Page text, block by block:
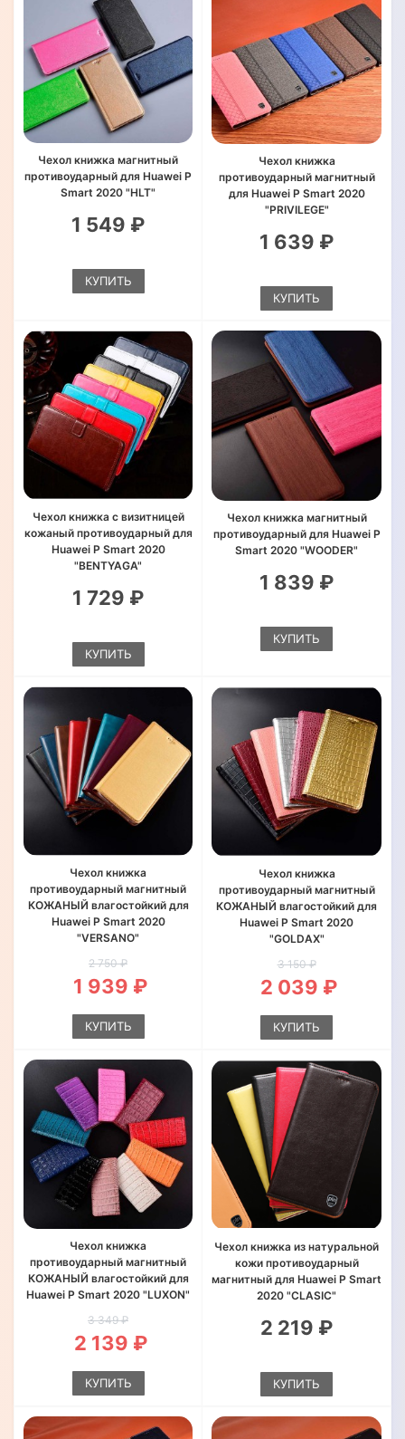
Чехол книжка магнитный
противоударный для Huawei P
Smart 2020 "HLT"
1 549 ₽
КУПИТЬ
Чехол книжка
противоударный магнитный
для Huawei P Smart 2020
"PRIVILEGE"
1 639 ₽
КУПИТЬ
Чехол книжка с визитницей
кожаный противоударный для
Huawei P Smart 2020
"BENTYAGA"
1 729 ₽
КУПИТЬ
Чехол книжка магнитный
противоударный для Huawei P
Smart 2020 "WOODER"
1 839 ₽
КУПИТЬ
Чехол книжка
противоударный магнитный
КОЖАНЫЙ влагостойкий для
Huawei P Smart 2020
"VERSANO"
2 750 ₽
1 939 ₽
КУПИТЬ
Чехол книжка
противоударный магнитный
КОЖАНЫЙ влагостойкий для
Huawei P Smart 2020
"GOLDAX"
3 150 ₽
2 039 ₽
КУПИТЬ
Чехол книжка
противоударный магнитный
КОЖАНЫЙ влагостойкий для
Huawei P Smart 2020 "LUXON"
3 349 ₽
2 139 ₽
КУПИТЬ
Чехол книжка из натуральной
кожи противоударный
магнитный для Huawei P Smart
2020 "CLASIC"
2 219 ₽
КУПИТЬ